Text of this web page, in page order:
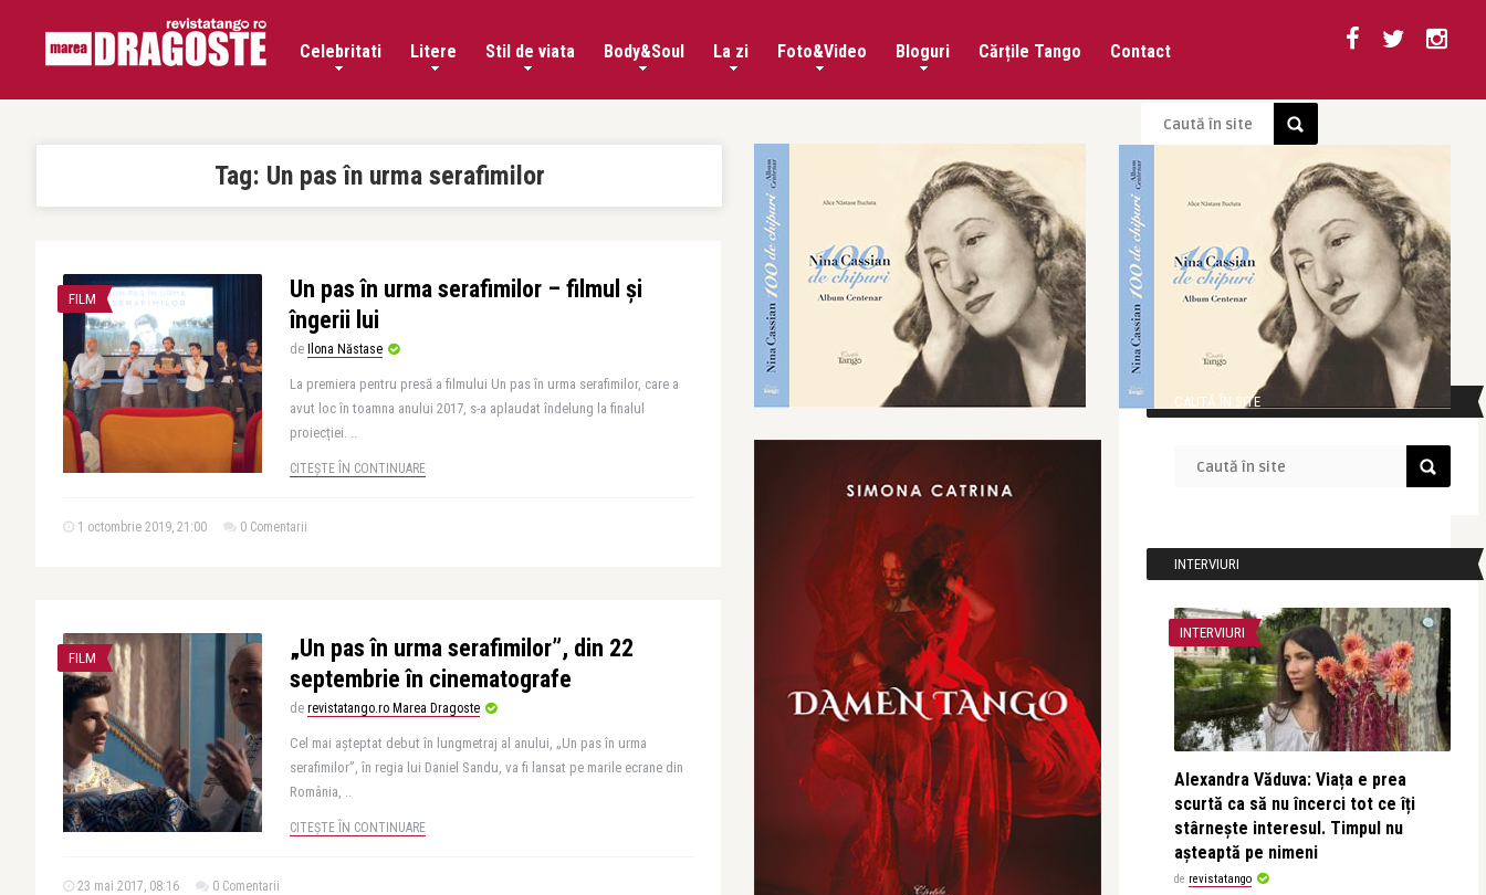
Celebritati Litere Stil de viata Body&Soul La zi Foto&Video Bloguri Cărțile Tango Contact
Tag: Un pas în urma serafimilor
FILM
Un pas în urma serafimilor – filmul și
îngerii lui
de Ilona Năstase
La premiera pentru presă a filmului Un pas în urma serafimilor, care a
avut loc în toamna anului 2017, s-a aplaudat îndelung la finalul
proiecției. ..
CITEȘTE ÎN CONTINUARE
1 octombrie 2019, 21:00 0 Comentarii
FILM
„Un pas în urma serafimilor”, din 22
septembrie în cinematografe
de revistatango.ro Marea Dragoste
Cel mai așteptat debut în lungmetraj al anului, „Un pas în urma
serafimilor”, în regia lui Daniel Sandu, va fi lansat pe marile ecrane din
România, ..
CITEȘTE ÎN CONTINUARE
23 mai 2017, 08:16 0 Comentarii
CAUTĂ ÎN SITE
INTERVIURI
INTERVIURI
Alexandra Văduva: Viața e prea
scurtă ca să nu încerci tot ce îți
stârnește interesul. Timpul nu
așteaptă pe nimeni
de revistatango